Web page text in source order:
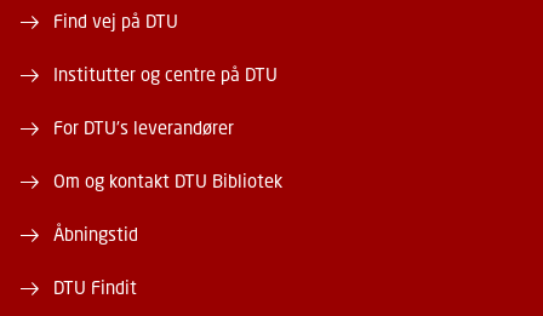
Find vej på DTU
Institutter og centre på DTU
For DTU's leverandører
Om og kontakt DTU Bibliotek
Åbningstid
DTU Findit